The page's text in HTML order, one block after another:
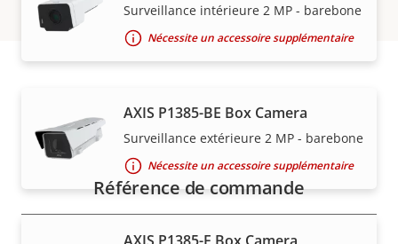
Surveillance intérieure 2 MP - barebone
Nécessite un accessoire supplémentaire
AXIS P1385-BE Box Camera
Surveillance extérieure 2 MP - barebone
Nécessite un accessoire supplémentaire
Références
Référence de commande